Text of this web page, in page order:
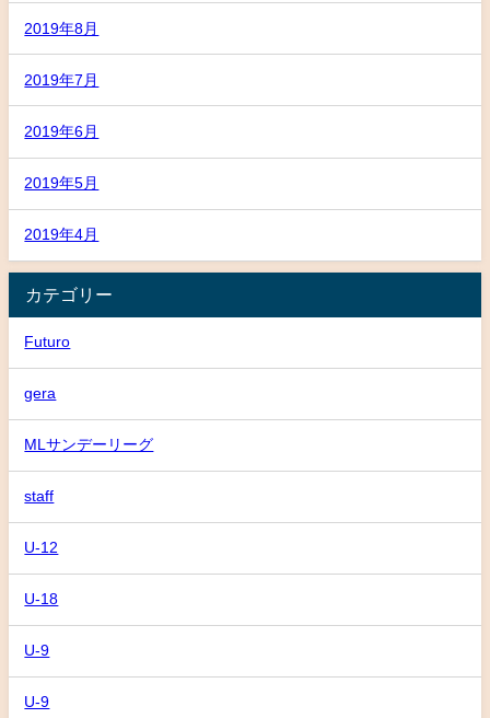
2019年8月
2019年7月
2019年6月
2019年5月
2019年4月
カテゴリー
Futuro
gera
MLサンデーリーグ
staff
U-12
U-18
U-9
U-9